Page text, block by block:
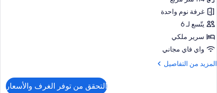
بمنظر
للبحر
-
سرير
ملكي
-
بمنظر
للبحر
غرفة نوم واحدة
يتّسع لـ 6
سرير ملكي
واي فاي مجاني
المزيد من التفاصيل
المزيد
التحقق من توفر الغرف والأسعار